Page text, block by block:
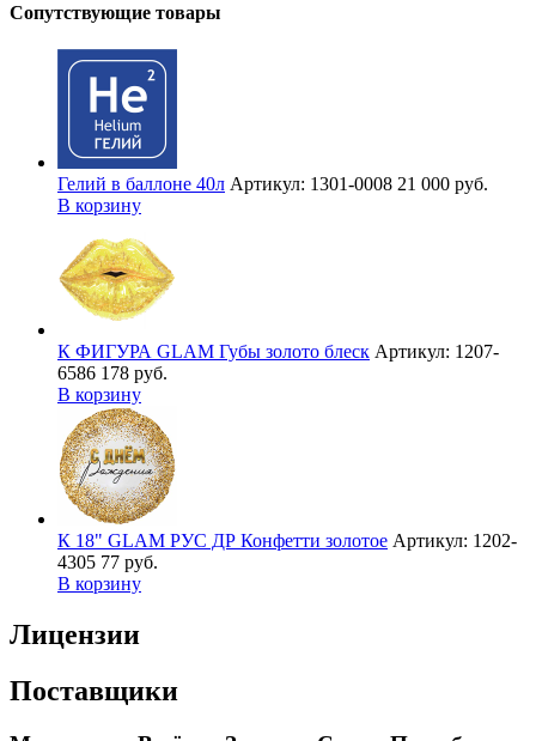
Сопутствующие товары
Гелий в баллоне 40л Артикул: 1301-0008 21 000 руб.
В корзину
К ФИГУРА GLAM Губы золото блеск Артикул: 1207-
6586 178 руб.
В корзину
К 18" GLAM РУС ДР Конфетти золотое Артикул: 1202-
4305 77 руб.
В корзину
Лицензии
Поставщики